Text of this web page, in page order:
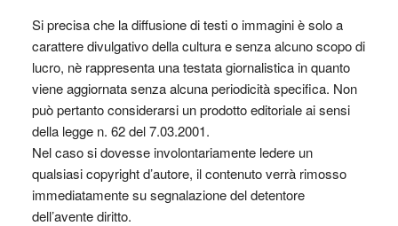
Si precisa che la diffusione di testi o immagini è solo a
carattere divulgativo della cultura e senza alcuno scopo di
lucro, nè rappresenta una testata giornalistica in quanto
viene aggiornata senza alcuna periodicità specifica. Non
può pertanto considerarsi un prodotto editoriale ai sensi
della legge n. 62 del 7.03.2001.
Nel caso si dovesse involontariamente ledere un
qualsiasi copyright d’autore, il contenuto verrà rimosso
immediatamente su segnalazione del detentore
dell’avente diritto.